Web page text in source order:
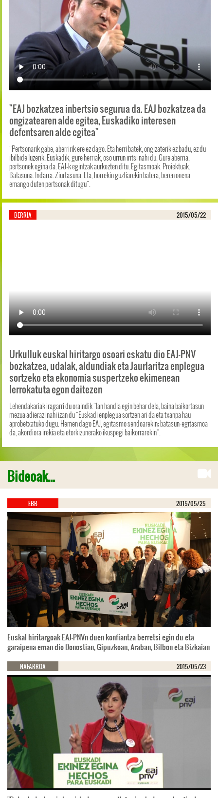
"EAJ bozkatzea inbertsio segurua da. EAJ bozkatzea da
ongizatearen alde egitea, Euskadiko interesen
defentsaren alde egitea"
"Pertsonarik gabe, aberririk ere ez dago. Eta herri batek, ongizaterik ez badu, ez du
ibilbide luzerik. Euskadik, gure herriak, oso urrun iritsi nahi du. Gure aberria,
pertsonek egina da. EAJ-k egintzak aurkezten ditu. Egitasmoak. Proiektuak.
Batasuna. Indarra. Ziurtasuna. Eta, horrekin guztiarekin batera, beren onena
emango duten pertsonak ditugu".
BERRIA 2015/05/22
Urkulluk euskal hiritargo osoari eskatu dio EAJ-PNV
bozkatzea, udalak, aldundiak eta Jaurlaritza enplegua
sortzeko eta ekonomia suspertzeko ekimenean
lerrokatuta egon daitezen
Lehendakariak iragarri du oraindik "lan handia egin behar dela, baina baikortasun
mezua adierazi nahi izan du "Euskadi enplegua sortzen ari da eta txanpa hau
aprobetxatuko dugu. Hemen dago EAJ, egitasmo sendoarekin; batasun-egitasmoa
da, akordiora irekia eta etorkizunerako ikuspegi baikorrarekin".
Bideoak...
EBB 2015/05/25
Euskal hiritargoak EAJ-PNVn duen konfiantza berretsi egin du eta
garaipena eman dio Donostian, Gipuzkoan, Araban, Bilbon eta Bizkaian
NAFARROA 2015/05/23